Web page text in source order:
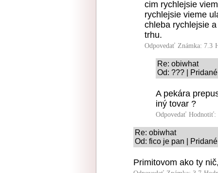
cim rychlejsie
rychlejsie vieme
chleba rychlejsie
trhu.
Odpovedať Známka: 7.3
Re: obiwhat
Od: ??? |
A pekára
iný tovar ?
Odpovedať Hodnotiť:
Re: obiwhat
Od: fico je pan |
Primitovom ako ty